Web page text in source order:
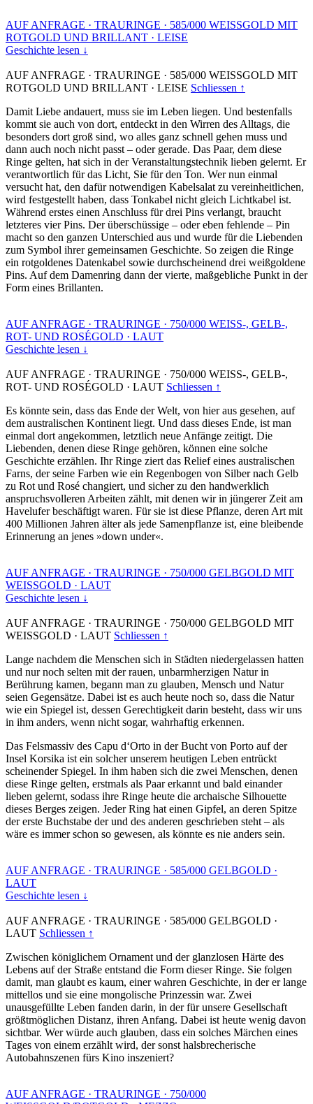
AUF ANFRAGE · TRAURINGE · 585/000 WEISSGOLD MIT
ROTGOLD UND BRILLANT · LEISE
Geschichte lesen ↓
AUF ANFRAGE · TRAURINGE · 585/000 WEISSGOLD MIT
ROTGOLD UND BRILLANT · LEISE Schliessen ↑
Damit Liebe andauert, muss sie im Leben liegen. Und bestenfalls
kommt sie auch von dort, entdeckt in den Wirren des Alltags, die
besonders dort groß sind, wo alles ganz schnell gehen muss und
dann auch noch nicht passt – oder gerade. Das Paar, dem diese
Ringe gelten, hat sich in der Veranstaltungstechnik lieben gelernt. Er
verantwortlich für das Licht, Sie für den Ton. Wer nun einmal
versucht hat, den dafür notwendigen Kabelsalat zu vereinheitlichen,
wird festgestellt haben, dass Tonkabel nicht gleich Lichtkabel ist.
Während erstes einen Anschluss für drei Pins verlangt, braucht
letzteres vier Pins. Der überschüssige – oder eben fehlende – Pin
macht so den ganzen Unterschied aus und wurde für die Liebenden
zum Symbol ihrer gemeinsamen Geschichte. So zeigen die Ringe
ein rotgoldenes Datenkabel sowie durchscheinend drei weißgoldene
Pins. Auf dem Damenring dann der vierte, maßgebliche Punkt in der
Form eines Brillanten.
AUF ANFRAGE · TRAURINGE · 750/000 WEISS-, GELB-,
ROT- UND ROSÉGOLD · LAUT
Geschichte lesen ↓
AUF ANFRAGE · TRAURINGE · 750/000 WEISS-, GELB-,
ROT- UND ROSÉGOLD · LAUT Schliessen ↑
Es könnte sein, dass das Ende der Welt, von hier aus gesehen, auf
dem australischen Kontinent liegt. Und dass dieses Ende, ist man
einmal dort angekommen, letztlich neue Anfänge zeitigt. Die
Liebenden, denen diese Ringe gehören, können eine solche
Geschichte erzählen. Ihr Ringe ziert das Relief eines australischen
Farns, der seine Farben wie ein Regenbogen von Silber nach Gelb
zu Rot und Rosé changiert, und sicher zu den handwerklich
anspruchsvolleren Arbeiten zählt, mit denen wir in jüngerer Zeit am
Havelufer beschäftigt waren. Für sie ist diese Pflanze, deren Art mit
400 Millionen Jahren älter als jede Samenpflanze ist, eine bleibende
Erinnerung an jenes »down under«.
AUF ANFRAGE · TRAURINGE · 750/000 GELBGOLD MIT
WEISSGOLD · LAUT
Geschichte lesen ↓
AUF ANFRAGE · TRAURINGE · 750/000 GELBGOLD MIT
WEISSGOLD · LAUT Schliessen ↑
Lange nachdem die Menschen sich in Städten niedergelassen hatten
und nur noch selten mit der rauen, unbarmherzigen Natur in
Berührung kamen, begann man zu glauben, Mensch und Natur
seien Gegensätze. Dabei ist es auch heute noch so, dass die Natur
wie ein Spiegel ist, dessen Gerechtigkeit darin besteht, dass wir uns
in ihm anders, wenn nicht sogar, wahrhaftig erkennen.
Das Felsmassiv des Capu d‘Orto in der Bucht von Porto auf der
Insel Korsika ist ein solcher unserem heutigen Leben entrückt
scheinender Spiegel. In ihm haben sich die zwei Menschen, denen
diese Ringe gelten, erstmals als Paar erkannt und bald einander
lieben gelernt, sodass ihre Ringe heute die archaische Silhouette
dieses Berges zeigen. Jeder Ring hat einen Gipfel, an deren Spitze
der erste Buchstabe der und des anderen geschrieben steht – als
wäre es immer schon so gewesen, als könnte es nie anders sein.
AUF ANFRAGE · TRAURINGE · 585/000 GELBGOLD ·
LAUT
Geschichte lesen ↓
AUF ANFRAGE · TRAURINGE · 585/000 GELBGOLD ·
LAUT Schliessen ↑
Zwischen königlichem Ornament und der glanzlosen Härte des
Lebens auf der Straße entstand die Form dieser Ringe. Sie folgen
damit, man glaubt es kaum, einer wahren Geschichte, in der er lange
mittellos und sie eine mongolische Prinzessin war. Zwei
unausgefüllte Leben fanden darin, in der für unsere Gesellschaft
größtmöglichen Distanz, ihren Anfang. Dabei ist heute wenig davon
sichtbar. Wer würde auch glauben, dass ein solches Märchen eines
Tages von einem erzählt wird, der sonst halsbrecherische
Autobahnszenen fürs Kino inszeniert?
AUF ANFRAGE · TRAURINGE · 750/000